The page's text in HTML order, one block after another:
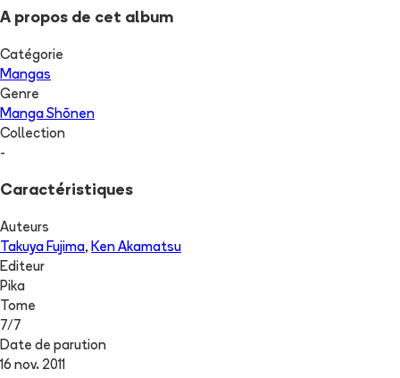
A propos de cet album
Catégorie
Mangas
Genre
Manga Shōnen
Collection
-
Caractéristiques
Auteurs
Takuya Fujima, Ken Akamatsu
Editeur
Pika
Tome
7/ 7
Date de parution
16 nov. 2011